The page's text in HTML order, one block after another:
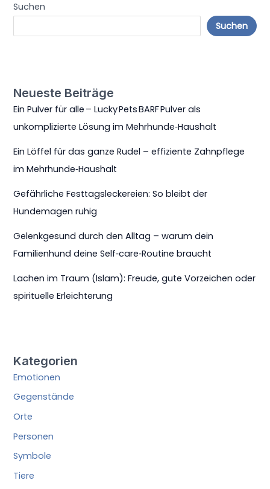
Suchen
Suchen
Neueste Beiträge
Ein Pulver für alle – Lucky Pets BARF Pulver als
unkomplizierte Lösung im Mehrhunde‑Haushalt
Ein Löffel für das ganze Rudel – effiziente Zahnpflege
im Mehrhunde‑Haushalt
Gefährliche Festtagsleckereien: So bleibt der
Hundemagen ruhig
Gelenkgesund durch den Alltag – warum dein
Familienhund deine Self‑care‑Routine braucht
Lachen im Traum (Islam): Freude, gute Vorzeichen oder
spirituelle Erleichterung
Kategorien
Emotionen
Gegenstände
Orte
Personen
Symbole
Tiere